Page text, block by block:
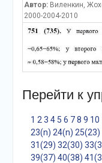
Автор:Виленкин,
2000-2004-2010
Перейти к
1 2 3 4 5 6 7 8 9 10
23(n) 24(n) 25(23)
31(29) 32(30)
39(37) 40(38)